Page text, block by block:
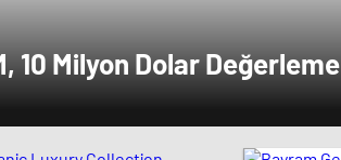
10 Milyon Dolar
Yatırım Aldı